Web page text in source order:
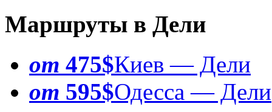
Маршруты в Дели
от 475$Киев — Дели
от 595$Одесса — Дели